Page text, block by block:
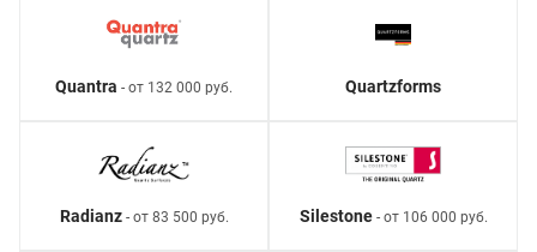
Quantra - от 132 000 руб. Quartzforms
Radianz- от 83 500 руб. Silestone- от 106 000 руб.